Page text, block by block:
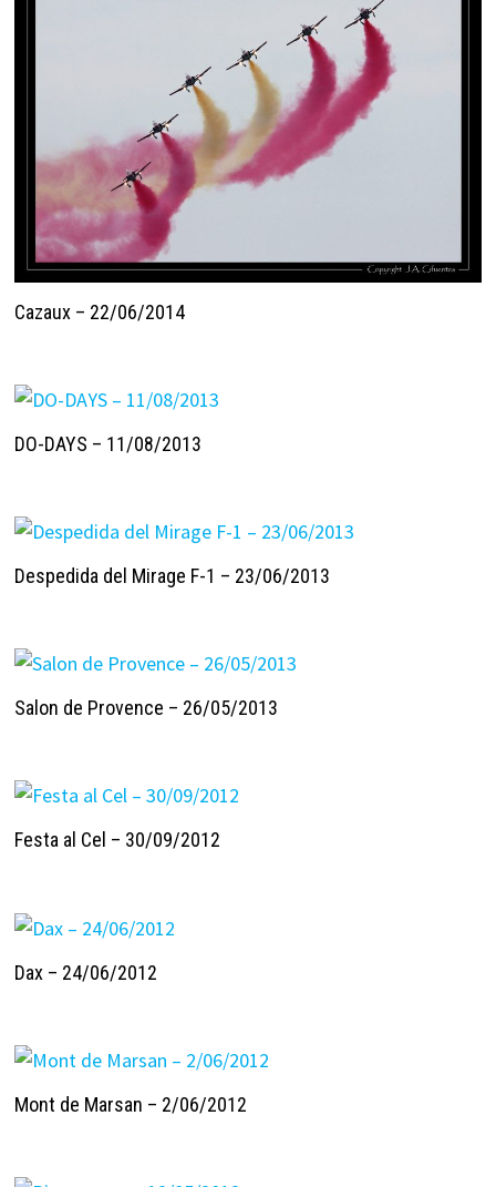
Cazaux – 22/06/2014
DO-DAYS – 11/08/2013
Despedida del Mirage F-1 – 23/06/2013
Salon de Provence – 26/05/2013
Festa al Cel – 30/09/2012
Dax – 24/06/2012
Mont de Marsan – 2/06/2012